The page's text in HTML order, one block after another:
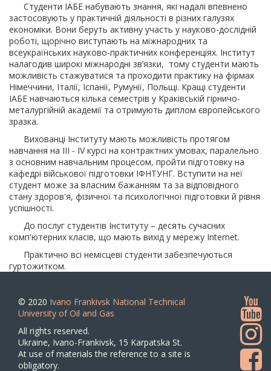
Студенти ІАБЕ набувають знання, які надалі впевнено
застосовують у практичній діяльності в різних галузях
економіки. Вони беруть активну участь у науково-дослідній
роботі, щорічно виступають на міжнародних та
всеукраїнських науково-практичних конференціях. Інститут
налагодив широкі міжнародні зв’язки, тому студенти мають
можливість стажуватися та проходити практику на фірмах
Німеччини, Італії, Іспанії, Румунії, Польщі. Кращі студенти
ІАБЕ навчаються кілька семестрів у Краківській гірничо-
металургійній академії та отримують диплом європейського
зразка.
Вихованці Інституту мають можливість протягом
навчання на ІІІ - ІV курсі на контрактних умовах, паралельно
з основним навчальним процесом, пройти підготовку на
кафедрі військової підготовки ІФНТУНГ. Вступити на неї
студент може за власним бажанням та за відповідного
стану здоров'я, фізичної та психологічної підготовки й рівня
успішності.
До послуг студентів Інституту – десять сучасних
комп'ютерних класів, що мають вихід у мережу Internet.
Практично всі немісцеві студенти забезпечуються
гуртожитком.
© 2020 Ivano Frankivsk National Technical
University of Oil and Gas
All rights reserved.
Ukraine, Ivano-Frankivsk, 15 Karpatska St.
At use of materials the reference to a site is
obligatory.